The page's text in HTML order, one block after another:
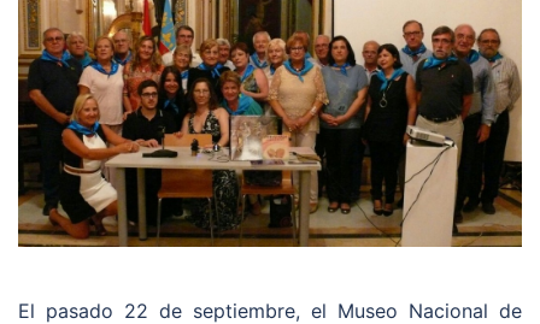
El pasado 22 de septiembre, el Museo Nacional de